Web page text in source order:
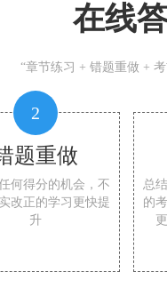
在线
“章节练习 + 错题重做 +
2
题重做
何得分的机会，不
改正的学习更快提
升
总
的